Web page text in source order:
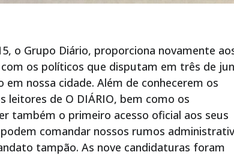
o Grupo Diário, proporciona novamente
os políticos que disputam em três de
nossa cidade. Além de conhecerem os
de O DIÁRIO, bem como os
também o primeiro acesso oficial aos seus
comandar nossos rumos
tampão. As nove candidaturas foram